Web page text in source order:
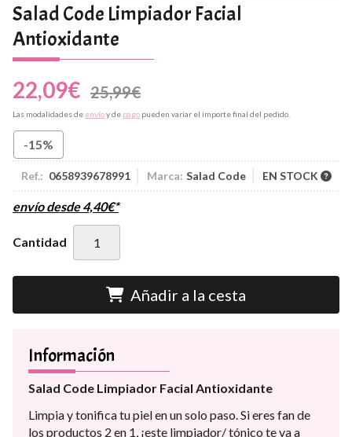
Salad Code Limpiador Facial
Antioxidante
22,09€ 25,99€
Las modalidades de envíoy de pago pueden variar el importe final del pedido.
-15%
Ref.: 0658939678991 Marca: Salad Code EN STOCK
envío desde4,40€*
Cantidad
Añadir a la cesta
Información
Salad Code Limpiador Facial Antioxidante
Limpia y tonifica tu piel en un solo paso. Si eres fan de
los productos 2 en 1, ¡este limpiador/ tónico te va a